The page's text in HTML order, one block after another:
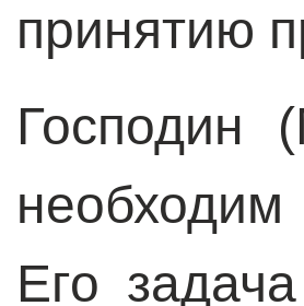
принятию
Господин
Его